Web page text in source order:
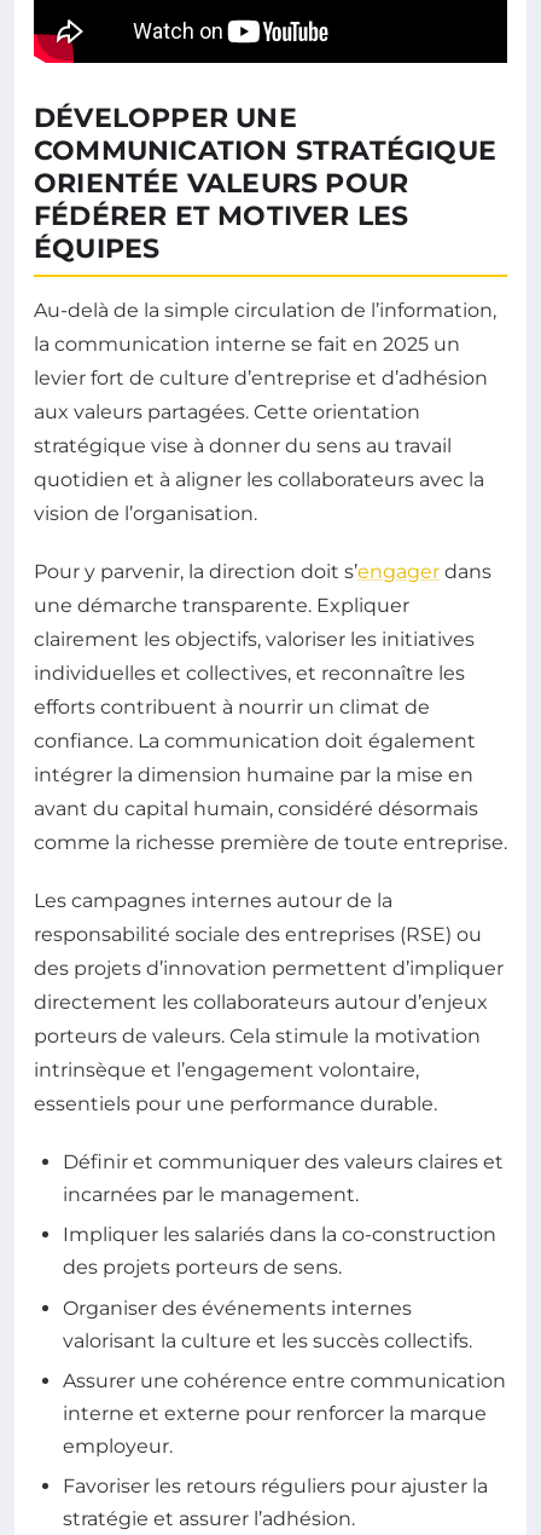
DÉVELOPPER UNE
COMMUNICATION STRATÉGIQUE
ORIENTÉE VALEURS POUR
FÉDÉRER ET MOTIVER LES
ÉQUIPES
Au-delà de la simple circulation de l’information,
la communication interne se fait en 2025 un
levier fort de culture d’entreprise et d’adhésion
aux valeurs partagées. Cette orientation
stratégique vise à donner du sens au travail
quotidien et à aligner les collaborateurs avec la
vision de l’organisation.
Pour y parvenir, la direction doit s’engager dans
une démarche transparente. Expliquer
clairement les objectifs, valoriser les initiatives
individuelles et collectives, et reconnaître les
efforts contribuent à nourrir un climat de
confiance. La communication doit également
intégrer la dimension humaine par la mise en
avant du capital humain, considéré désormais
comme la richesse première de toute entreprise.
Les campagnes internes autour de la
responsabilité sociale des entreprises (RSE) ou
des projets d’innovation permettent d’impliquer
directement les collaborateurs autour d’enjeux
porteurs de valeurs. Cela stimule la motivation
intrinsèque et l’engagement volontaire,
essentiels pour une performance durable.
Définir et communiquer des valeurs claires et
incarnées par le management.
Impliquer les salariés dans la co-construction
des projets porteurs de sens.
Organiser des événements internes
valorisant la culture et les succès collectifs.
Assurer une cohérence entre communication
interne et externe pour renforcer la marque
employeur.
Favoriser les retours réguliers pour ajuster la
stratégie et assurer l’adhésion.